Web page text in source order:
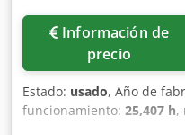
Información de
precio
Estado: usado, Año de
funcionamiento: 25,407 h,